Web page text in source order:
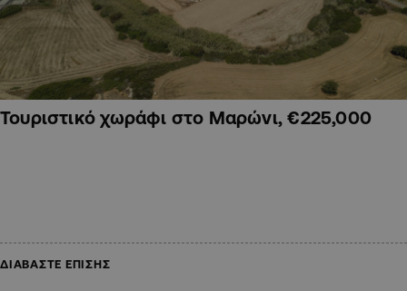
Τουριστικό χωράφι στο Μαρώνι, €225,000
ΔΙΑΒΑΣΤΕ ΕΠΙΣΗΣ